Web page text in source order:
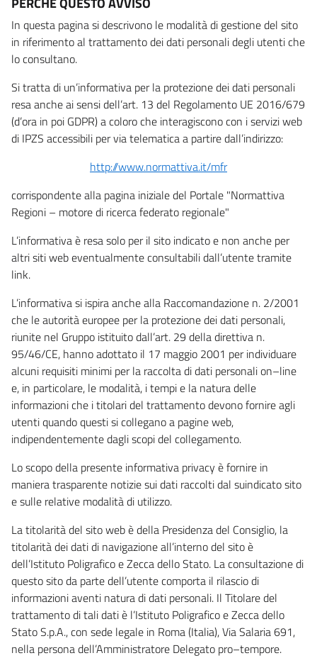
In questa pagina si descrivono le modalità di gestione del sito
in riferimento al trattamento dei dati personali degli utenti che
lo consultano.
Si tratta di un’informativa per la protezione dei dati personali
resa anche ai sensi dell’art. 13 del Regolamento UE 2016/679
(d’ora in poi GDPR) a coloro che interagiscono con i servizi web
di IPZS accessibili per via telematica a partire dall’indirizzo:
http://www.normattiva.it/mfr
corrispondente alla pagina iniziale del Portale "Normattiva
Regioni – motore di ricerca federato regionale"
L’informativa è resa solo per il sito indicato e non anche per
altri siti web eventualmente consultabili dall’utente tramite
link.
L’informativa si ispira anche alla Raccomandazione n. 2/2001
che le autorità europee per la protezione dei dati personali,
riunite nel Gruppo istituito dall’art. 29 della direttiva n.
95/46/CE, hanno adottato il 17 maggio 2001 per individuare
alcuni requisiti minimi per la raccolta di dati personali on–line
e, in particolare, le modalità, i tempi e la natura delle
informazioni che i titolari del trattamento devono fornire agli
utenti quando questi si collegano a pagine web,
indipendentemente dagli scopi del collegamento.
Lo scopo della presente informativa privacy è fornire in
maniera trasparente notizie sui dati raccolti dal suindicato sito
e sulle relative modalità di utilizzo.
La titolarità del sito web è della Presidenza del Consiglio, la
titolarità dei dati di navigazione all’interno del sito è
dell’Istituto Poligrafico e Zecca dello Stato. La consultazione di
questo sito da parte dell’utente comporta il rilascio di
informazioni aventi natura di dati personali. Il Titolare del
trattamento di tali dati è l’Istituto Poligrafico e Zecca dello
Stato S.p.A., con sede legale in Roma (Italia), Via Salaria 691,
nella persona dell’Amministratore Delegato pro–tempore.